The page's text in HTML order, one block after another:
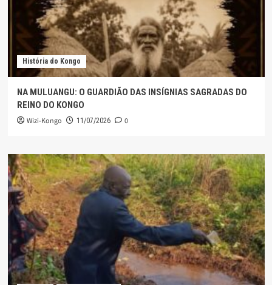
História do Kongo
NA MULUANGU: O GUARDIÃO DAS INSÍGNIAS SAGRADAS DO
REINO DO KONGO
Wizi-Kongo 11/07/2026 0